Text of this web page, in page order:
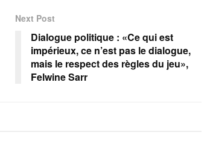
Next Post
Dialogue politique : «Ce qui est
impérieux, ce n’est pas le dialogue,
mais le respect des règles du jeu»,
Felwine Sarr